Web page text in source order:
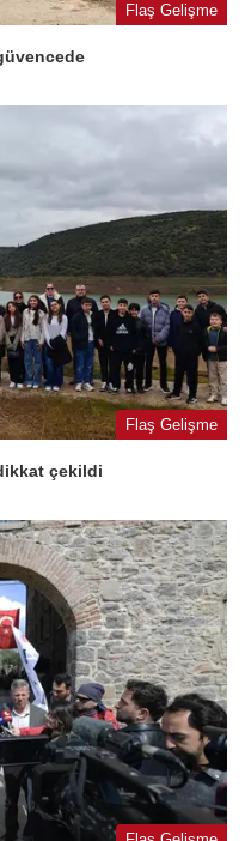
Flaş Gelişme
Flaş Gelişme
çekildi